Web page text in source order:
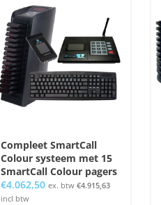
Compleet SmartCall
Colour systeem met 15
SmartCall Colour pagers
€4.062,50 ex. btw €4.915,63
incl btw